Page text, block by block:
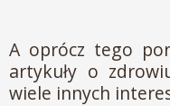
A oprócz tego
artykuły o
wiele innych